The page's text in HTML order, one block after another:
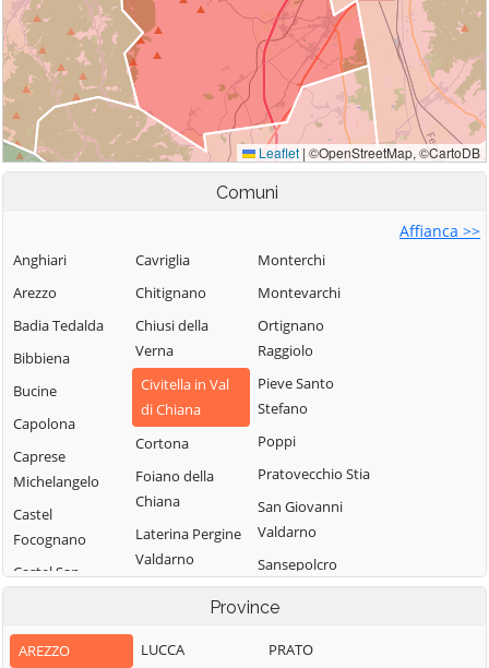
Comuni
Affianca >>
Anghiari
Arezzo
Badia Tedalda
Bibbiena
Bucine
Capolona
Caprese
Michelangelo
Castel
Focognano
Castel San
Castelfranco
Piandiscò
Cavriglia
Chitignano
Chiusi della
Verna
Civitella in Val
di Chiana
Cortona
Foiano della
Chiana
Laterina Pergine
Valdarno
Loro Ciuffenna
Marciano della
Monterchi
Montevarchi
Ortignano
Raggiolo
Pieve Santo
Stefano
Poppi
Pratovecchio Stia
San Giovanni
Valdarno
Sansepolcro
Province
AREZZO
LUCCA
PRATO